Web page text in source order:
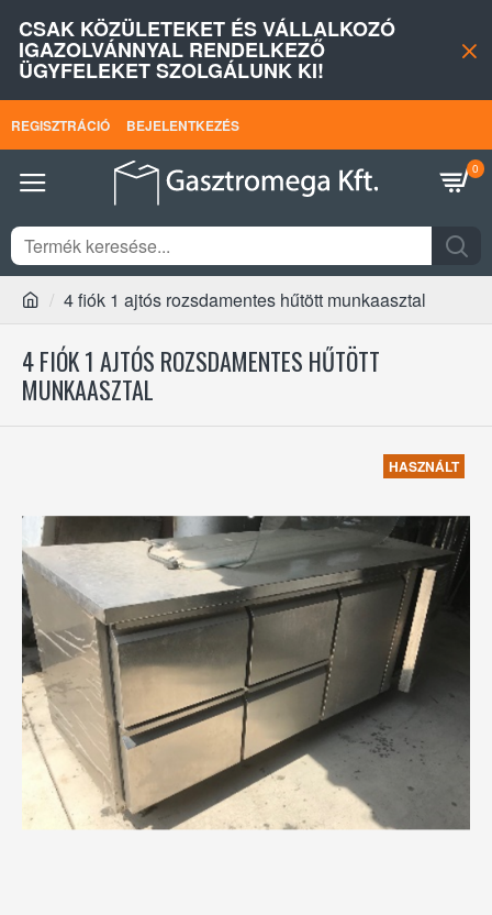
CSAK KÖZÜLETEKET ÉS VÁLLALKOZÓ
IGAZOLVÁNNYAL RENDELKEZŐ
ÜGYFELEKET SZOLGÁLUNK KI!
REGISZTRÁCIÓ BEJELENTKEZÉS
0
4 fiók 1 ajtós rozsdamentes hűtött munkaasztal
4 FIÓK 1 AJTÓS ROZSDAMENTES HŰTÖTT
MUNKAASZTAL
HASZNÁLT